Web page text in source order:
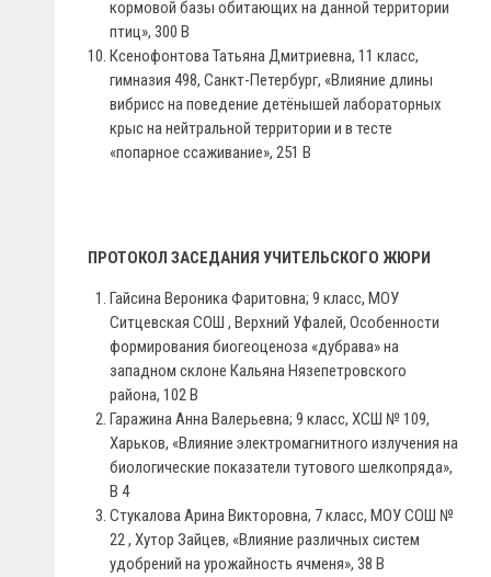
кормовой базы обитающих на данной территории
птиц», 300 В
Ксенофонтова Татьяна Дмитриевна, 11 класс,
гимназия 498, Санкт-Петербург, «Влияние длины
вибрисс на поведение детёнышей лабораторных
крыс на нейтральной территории и в тесте
«попарное ссаживание», 251 В
ПРОТОКОЛ ЗАСЕДАНИЯ УЧИТЕЛЬСКОГО ЖЮРИ
Гайсина Вероника Фаритовна; 9 класс, МОУ
Ситцевская СОШ , Верхний Уфалей, Особенности
формирования биогеоценоза «дубрава» на
западном склоне Кальяна Нязепетровского
района, 102 В
Гаражина Анна Валерьевна; 9 класс, ХСШ № 109,
Харьков, «Влияние электромагнитного излучения на
биологические показатели тутового шелкопряда»,
В 4
Стукалова Арина Викторовна, 7 класс, МОУ СОШ №
22 , Хутор Зайцев, «Влияние различных систем
удобрений на урожайность ячменя», 38 В